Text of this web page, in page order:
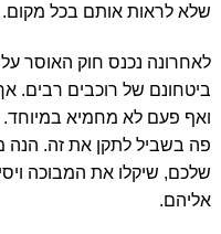
שלא לראות אותם בכל מקום.
לאחרונה נכנס חוק האוסר
ביטחונם של רוכבים רבים.
ואף פעם לא מחמיא
פה בשביל לתקן את זה. הנה
שלכם, שיקלו את המבוכה
אליהם.